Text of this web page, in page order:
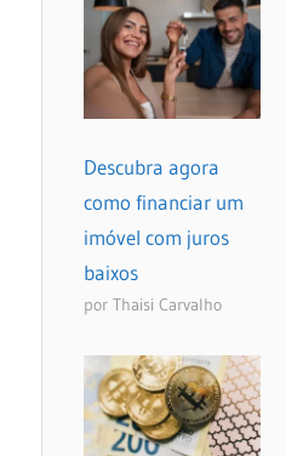
Descubra agora
como financiar um
imóvel com juros
baixos
por Thaisi Carvalho